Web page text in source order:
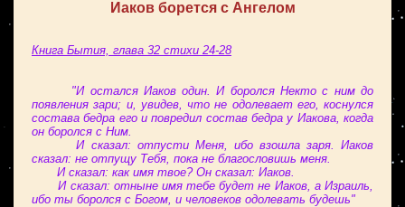
Иаков борется с Ангелом
Книга Бытия, глава 32 стихи 24-28
"И остался Иаков один. И боролся Некто с ним до
появления зари; и, увидев, что не одолевает его, коснулся
состава бедра его и повредил состав бедра у Иакова, когда
он боролся с Ним.
И сказал: отпусти Меня, ибо взошла заря. Иаков
сказал: не отпущу Тебя, пока не благословишь меня.
И сказал: как имя твое? Он сказал: Иаков.
И сказал: отныне имя тебе будет не Иаков, а Израиль,
ибо ты боролся с Богом, и человеков одолевать будешь"